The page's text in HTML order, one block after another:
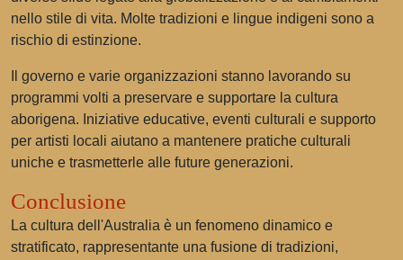
nello stile di vita. Molte tradizioni e lingue indigeni sono a
rischio di estinzione.
Il governo e varie organizzazioni stanno lavorando su
programmi volti a preservare e supportare la cultura
aborigena. Iniziative educative, eventi culturali e supporto
per artisti locali aiutano a mantenere pratiche culturali
uniche e trasmetterle alle future generazioni.
Conclusione
La cultura dell'Australia è un fenomeno dinamico e
stratificato, rappresentante una fusione di tradizioni,